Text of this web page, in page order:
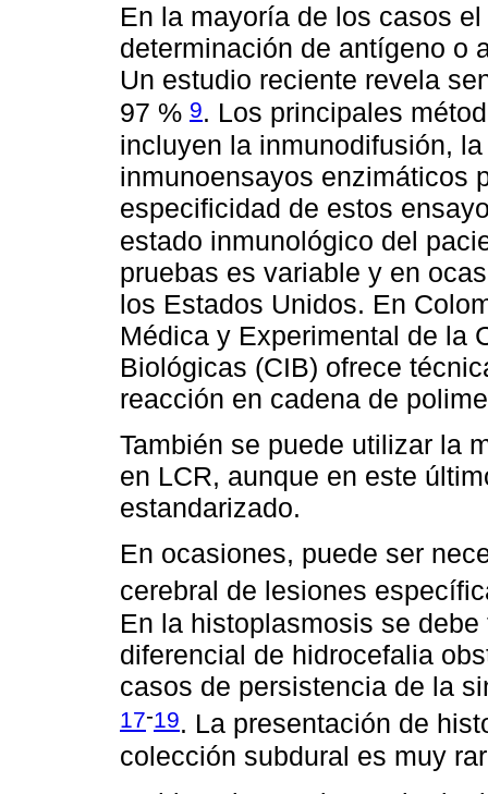
En la mayoría de los casos
determinación de antígeno o
Un estudio reciente revela
97 % 9. Los principales
incluyen la inmunodifusión,
inmunoensayos enzimáticos
especificidad de estos
estado inmunológico del
pruebas es variable y en
los Estados Unidos. En
Médica y Experimental de la
Biológicas (CIB) ofrece
reacción en cadena de
También se puede utilizar la
en LCR, aunque en este
estandarizado.
En ocasiones, puede ser
cerebral de lesiones
En la histoplasmosis se
diferencial de hidrocefalia
casos de persistencia de la
17-19. La presentación de
colección subdural es muy